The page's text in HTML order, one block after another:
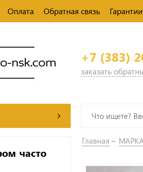
Оплата Обратная связь
+7 (383)
заказать
часто
Главная